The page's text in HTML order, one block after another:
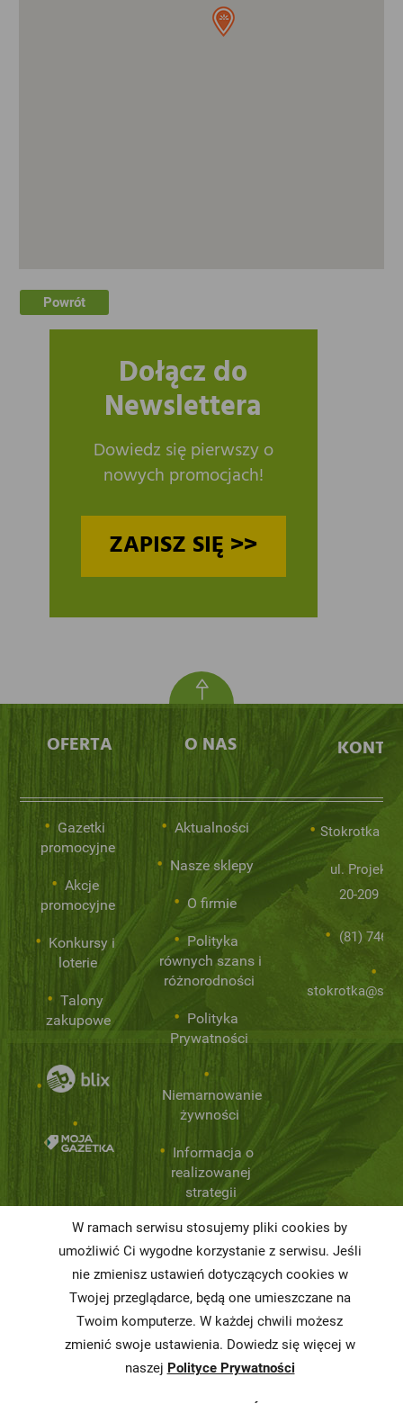
Powrót
Dołącz do
Newslettera
Dowiedz się pierwszy o
nowych promocjach!
ZAPISZ SIĘ >>
OFERTA
Gazetki
promocyjne
Akcje
promocyjne
Konkursy i
loterie
Talony
zakupowe
O NAS
Aktualności
Nasze sklepy
O firmie
Polityka
równych szans i
różnorodności
Polityka
Prywatności
Niemarnowanie
żywności
Informacja o
realizowanej
strategii
podatkowej
Karty
charakterystyki
Butelkomaty
Stokrotka
ul.
20-209
(81) 746
W ramach serwisu stosujemy pliki cookies by
umożliwić Ci wygodne korzystanie z serwisu. Jeśli
nie zmienisz ustawień dotyczących cookies w
Twojej przeglądarce, będą one umieszczane na
Twoim komputerze. W każdej chwili możesz
zmienić swoje ustawienia. Dowiedz się więcej w
naszej Polityce Prywatności